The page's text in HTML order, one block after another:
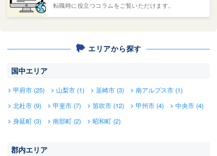
転職時に役立つコラムをご覧いただけます。
エリアから探す
国中エリア
甲府市 (25) 山梨市 (1) 韮崎市 (3)
南アルプス市 (1)
北杜市 (9)
甲斐市 (7) 笛吹市 (12) 甲州市 (4)
中央市 (4)
身延町 (3)
南部町 (2) 昭和町 (2)
郡内エリア